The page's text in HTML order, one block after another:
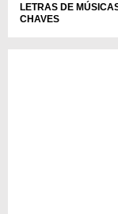
LETRAS DE
CHAVES